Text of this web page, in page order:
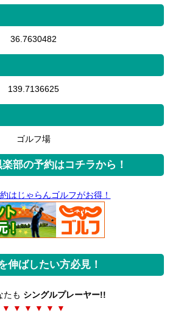
36.7630482
139.7136625
ゴルフ場
部の予約はコチラから！
はじゃらんゴルフがお得！
伸ばしたい方必見！
たも シングルプレーヤー!!
▼ ▼ ▼ ▼ ▼ ▼